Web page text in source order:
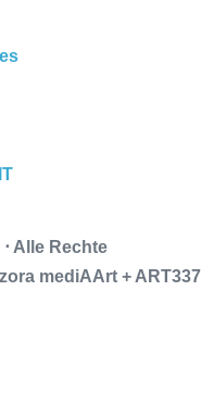
Alle Rechte
mediAArt + ART337